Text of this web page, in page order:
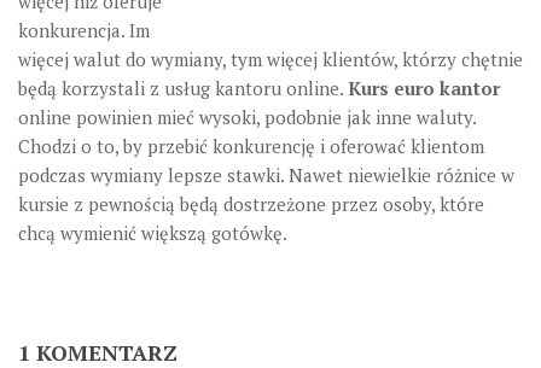
konkurencja. Im
więcej walut do wymiany, tym więcej klientów, którzy chętnie
będą korzystali z usług kantoru online. Kurs euro kantor
online powinien mieć wysoki, podobnie jak inne waluty.
Chodzi o to, by przebić konkurencję i oferować klientom
podczas wymiany lepsze stawki. Nawet niewielkie różnice w
kursie z pewnością będą dostrzeżone przez osoby, które
chcą wymienić większą gotówkę.
1 KOMENTARZ